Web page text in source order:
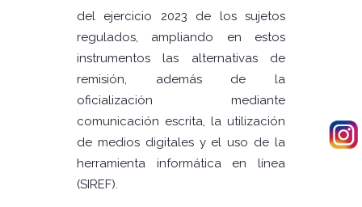
del ejercicio 2023 de los sujetos
regulados, ampliando en estos
instrumentos las alternativas de
remisión, además de la
oficialización mediante
comunicación escrita, la utilización
de medios digitales y el uso de la
herramienta informática en línea
(SIREF).